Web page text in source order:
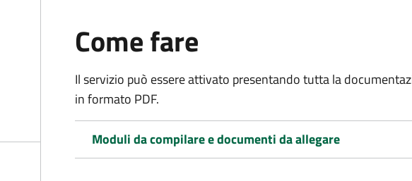
Come fare
Il servizio può essere attivato presentando tutta la
in formato PDF.
Moduli da compilare e documenti da allegare